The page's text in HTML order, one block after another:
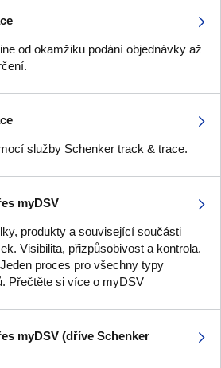
od okamžiku podání objednávky až
služby Schenker track & trace.
myDSV
produkty a související součásti
Visibilita, přizpůsobivost a kontrola.
proces pro všechny typy
Přečtěte si více o myDSV
myDSV (dříve Schenker